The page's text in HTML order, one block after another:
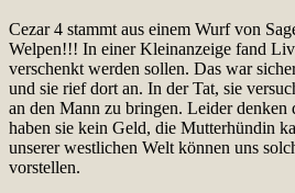
Cezar 4 stammt aus einem Wurf von
Welpen!!! In einer Kleinanzeige fand
verschenkt werden sollen. Das war
und sie rief dort an. In der Tat, sie
an den Mann zu bringen. Leider
haben sie kein Geld, die Mutterhündin
unserer westlichen Welt können uns
vorstellen.